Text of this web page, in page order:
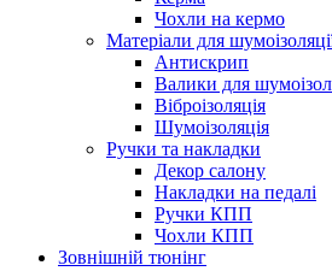
Чохли на кермо
Матеріали для
Антискрип
Валики для
Віброізоляція
Шумоізоляція
Ручки та накладки
Декор салону
Накладки на педалі
Ручки КПП
Чохли КПП
Зовнішній тюнінг